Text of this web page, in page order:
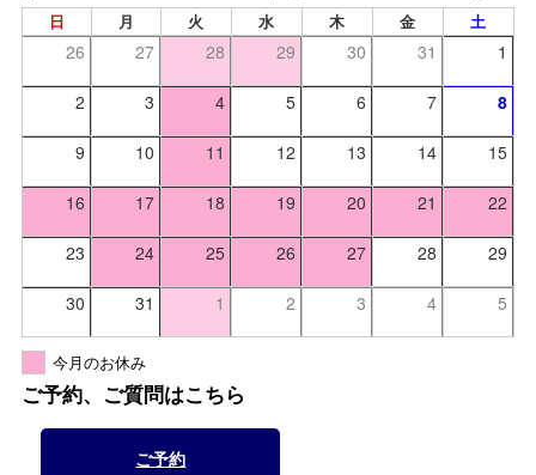
日 月 火 水 木 金 土
26 27 28 29 30 31 1
2 3 4 5 6 7 8
9 10 11 12 13 14 15
16 17 18 19 20 21 22
23 24 25 26 27 28 29
30 31 1 2 3 4 5
今月のお休み
ご予約、ご質問はこちら
ご予約